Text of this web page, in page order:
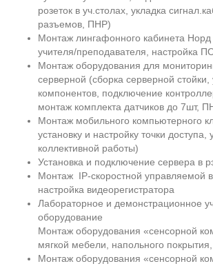
розеток в уч.столах, укладка
разъемов, ПНР)
Монтаж лингафонного кабинета Норд
учителя/преподавателя, настройка
Монтаж оборудования для
серверной (сборка серверной стойки,
компонентов, подключение
монтаж комплекта датчиков до 7шт,
Монтаж мобильного компьютерного
установку и настройку точки
коллективной работы)
Установка и подключение сервера в
Монтаж IP-скоростной управляемой
настройка видеорегистратора
Лабораторное и демонстрационное
оборудование
Монтаж оборудования «сенсорной
мягкой мебели, напольного
Монтаж оборудования «сенсорной